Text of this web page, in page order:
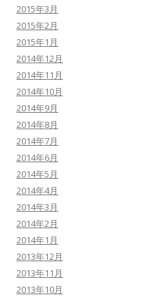
2015年3月
2015年2月
2015年1月
2014年12月
2014年11月
2014年10月
2014年9月
2014年8月
2014年7月
2014年6月
2014年5月
2014年4月
2014年3月
2014年2月
2014年1月
2013年12月
2013年11月
2013年10月